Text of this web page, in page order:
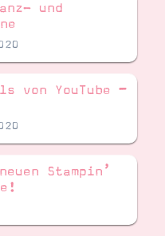
und
von YouTube –
Stampin’